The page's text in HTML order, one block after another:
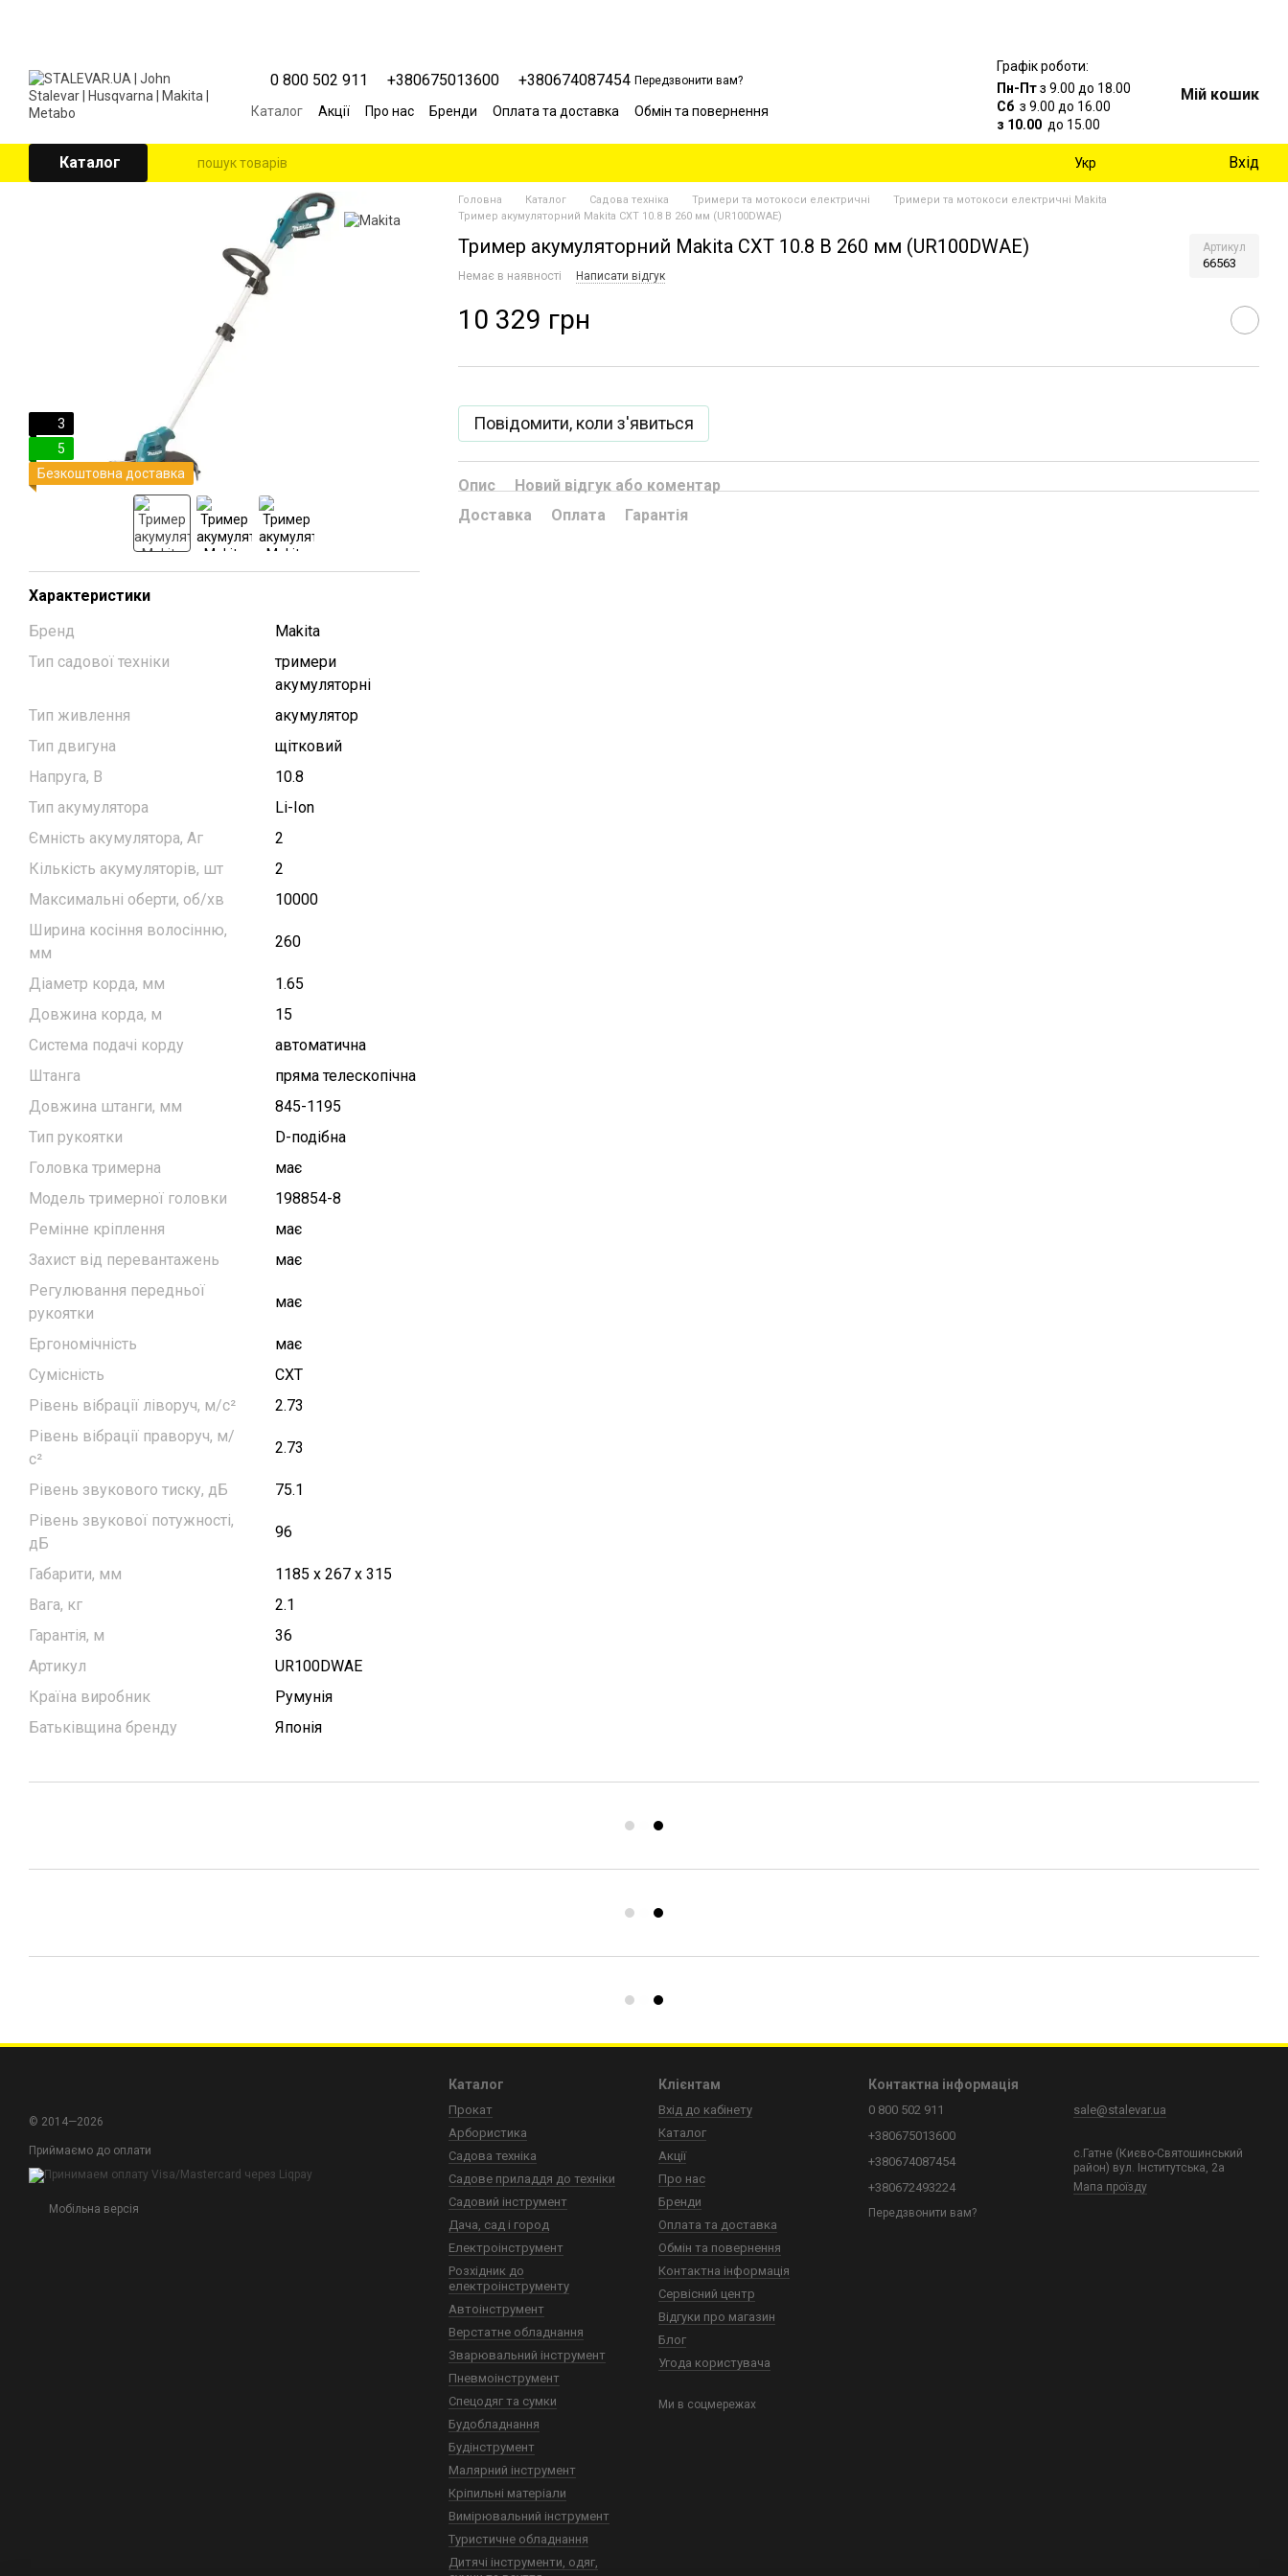
0 800 502 911 +380675013600 +380674087454 Передзвонити вам?
Каталог Акції Про нас Бренди Оплата та доставка
Обмін та повернення
Графік роботи:
Пн-Птз 9.00 до 18.00
Сб з 9.00 до 16.00
з 10.00 до 15.00
Мій кошик
Каталог Укр Вхід
3
5
Безкоштовна доставка
Характеристики
Бренд
Makita
Тип садової техніки
тримери
акумуляторні
Тип живлення
акумулятор
Тип двигуна
щітковий
Напруга, В
10.8
Тип акумулятора
Li-Ion
Ємність акумулятора, Аг
2
Кількість акумуляторів, шт
2
Максимальні оберти, об/хв
10000
Ширина косіння волосінню,
мм
260
Діаметр корда, мм
1.65
Довжина корда, м
15
Система подачі корду
автоматична
Штанга
пряма телескопічна
Довжина штанги, мм
845-1195
Тип рукоятки
D-подібна
Головка тримерна
має
Модель тримерної головки
198854-8
Ремінне кріплення
має
Захист від перевантажень
має
Регулювання передньої
рукоятки
має
Ергономічність
має
Сумісність
CXT
Рівень вібрації ліворуч, м/с²
2.73
Рівень вібрації праворуч, м/
с²
2.73
Рівень звукового тиску, дБ
75.1
Рівень звукової потужності,
дБ
96
Габарити, мм
1185 x 267 x 315
Вага, кг
2.1
Гарантія, м
36
Артикул
UR100DWAE
Країна виробник
Румунія
Батьківщина бренду
Японія
Головна Каталог Садова техніка Тримери та мотокоси електричні
Тримери та мотокоси електричні Makita
Тример акумуляторний Makita CXT 10.8 В 260 мм (UR100DWAE)
Тример акумуляторний Makita CXT 10.8 В 260 мм (UR100DWAE) Артикул
66563
Немає в наявності Написати відгук
10 329 грн
Повідомити, коли з'явиться
Опис
Новий відгук або коментар
Доставка
Оплата Гарантія
© 2014—2026
Приймаємо до оплати
Мобільна версія
Каталог
Прокат
Арбористика
Садова техніка
Садове приладдя до техніки
Садовий інструмент
Дача, сад і город
Електроінструмент
Розхідник до
електроінструменту
Автоінструмент
Верстатне обладнання
Зварювальний інструмент
Пневмоінструмент
Спецодяг та сумки
Будобладнання
Будінструмент
Малярний інструмент
Кріпильні матеріали
Вимірювальний інструмент
Туристичне обладнання
Дитячі інструменти, одяг,
Клієнтам
Вхід до кабінету
Каталог
Акції
Про нас
Бренди
Оплата та доставка
Обмін та повернення
Контактна інформація
Сервісний центр
Відгуки про магазин
Блог
Угода користувача
Ми в соцмережах
Контактна інформація
0 800 502 911
+380675013600
+380674087454
+380672493224
Передзвонити вам?
sale@stalevar.ua
с.Гатне (Києво-Святошинський
район) вул. Інститутська, 2а
Мапа проїзду